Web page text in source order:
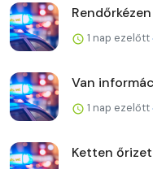
1 nap ezelőtt
Van
1 nap ezelőtt
Ketten